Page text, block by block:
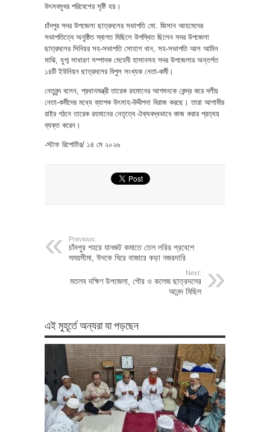
উৎসবমুখর পরিবেশের সৃষ্টি হয়।
চাঁদপুর সদর উপজেলা ছাত্রদলের সভাপতি মো. জিসান আহমেদের
সভাপতিত্বে অনুষ্ঠিত স্বাগত মিছিলে উপস্থিত ছিলেন সদর উপজেলা
ছাত্রদলের সিনিয়র সহ-সভাপতি সোহাগ খান, সহ-সভাপতি আল আমিন
মাঝি, যুগ্ম সাধারণ সম্পাদক মেহেদী হাসানসহ সদর উপজেলার অন্তর্গত
১৪টি ইউনিয়ন ছাত্রদলের বিপুল সংখ্যক নেতা-কর্মী।
নেতৃবৃন্দ বলেন, প্রধানমন্ত্রী তারেক রহমানের আগমনকে কেন্দ্র করে দলীয়
নেতা-কর্মীদের মধ্যে ব্যাপক উৎসাহ-উদ্দীপনা বিরাজ করছে। তারা আগামীর
রাষ্ট্র গঠনে তারেক রহমানের নেতৃত্বে ঐক্যবদ্ধভাবে কাজ করার প্রত্যয়
ব্যক্ত করেন।
-স্টাফ রিপোর্টার/ ১৪ মে ২০২৬
Previous:
চাঁদপুর শহরে যানজট কমাতে তেল লরির প্রবেশে
সময়সীমা, ঈদকে ঘিরে বাজারে কড়া নজরদারি
Next:
মতলব দক্ষিণ উপজেলা, পৌর ও কলেজ ছাত্রদলের
আনন্দ মিছিল
এই মুহূর্তে অন্যরা যা পড়ছেন